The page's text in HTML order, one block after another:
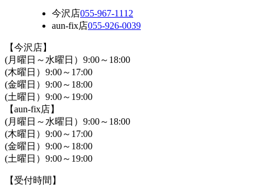
今沢店055-967-1112
aun-fix店055-926-0039
【今沢店】
(月曜日～水曜日）9:00～18:00
(木曜日）9:00～17:00
(金曜日）9:00～18:00
(土曜日）9:00～19:00
【aun-fix店】
(月曜日～水曜日）9:00～18:00
(木曜日）9:00～17:00
(金曜日）9:00～18:00
(土曜日）9:00～19:00
【受付時間】